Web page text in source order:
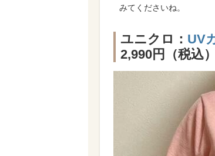
みてくださいね。
ユニクロ： UV
2,990円（税込）